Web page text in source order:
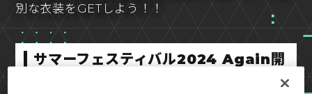
別な衣装をGETしよう！！
サマーフェスティバル2024 Again開